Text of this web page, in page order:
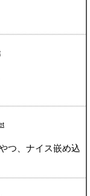
つ、ナイス嵌め込